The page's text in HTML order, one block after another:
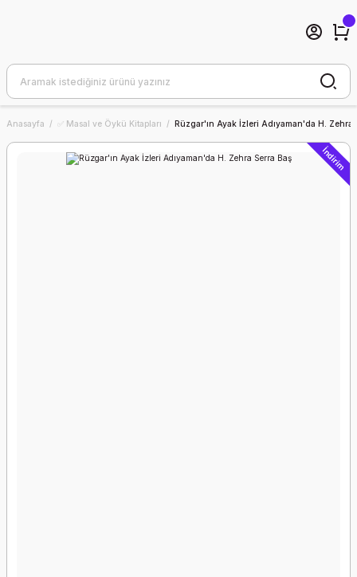
Anasayfa ✅ Masal ve Öykü Kitapları Rüzgar'ın Ayak İzleri Adıyaman'da H. Zehra
İndirim